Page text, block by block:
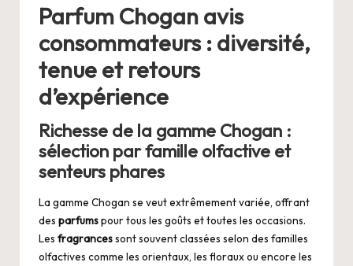
Parfum Chogan avis
consommateurs : diversité,
tenue et retours
d’expérience
Richesse de la gamme Chogan :
sélection par famille olfactive et
senteurs phares
La gamme Chogan se veut extrêmement variée, offrant
des parfumspour tous les goûts et toutes les occasions.
Les fragrancessont souvent classées selon des familles
olfactives comme les orientaux, les floraux ou encore les